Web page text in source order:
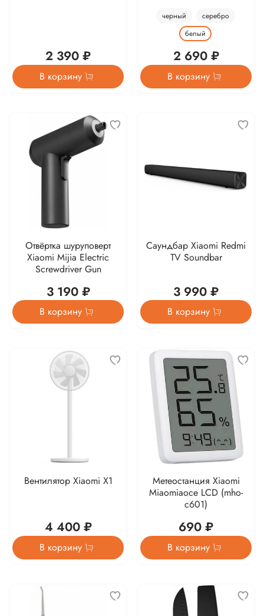
2 390 ₽
В корзину
черный
серебро
белый
2 690 ₽
В корзину
Отвёртка шуруповерт
Xiaomi Mijia Electric
Screwdriver Gun
3 190 ₽
В корзину
Саундбар Xiaomi Redmi
TV Soundbar
3 990 ₽
В корзину
Вентилятор Xiaomi X1
4 400 ₽
В корзину
Метеостанция Xiaomi
Miaomiaoce LCD (mho-
c601)
690 ₽
В корзину